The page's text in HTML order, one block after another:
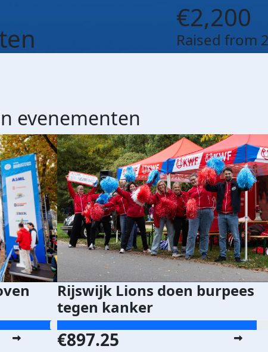
€2,200
Raised from
evenementen
Rijswijk Lions doen burpees
tegen kanker
€897.25